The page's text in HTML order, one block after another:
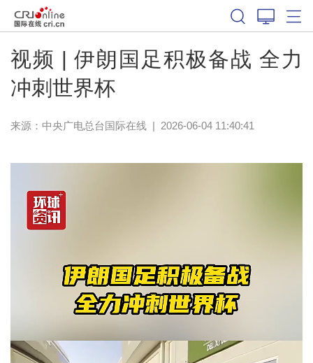
视频 | 伊朗国足积极备战 全力
冲刺世界杯
来源： 中央广电总台国际在线| 2026-06-04 11:40:41